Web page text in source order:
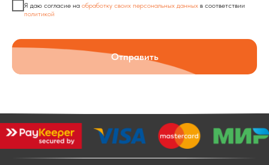
Я даю согласие на обработку своих персональных данных в соответствии
политикой
Отправить